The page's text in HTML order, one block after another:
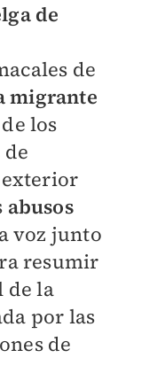
de
de
migrante
los
exterior
abusos
voz junto
resumir
de la
por las
de